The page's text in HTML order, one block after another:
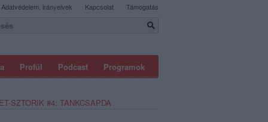
Profül Podcast Programok
Adatvédelem, irányelvek Kapcsolat Támogatás
SZTORIK #4: TANKCSAPDA